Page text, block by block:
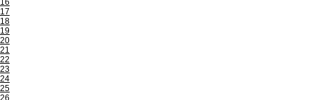
16
17
18
19
20
21
22
23
24
25
26